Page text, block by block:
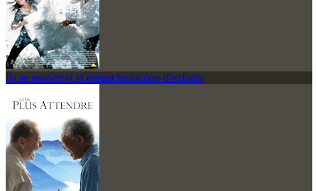
Ils se marièrent et eurent beaucoup d'enfants